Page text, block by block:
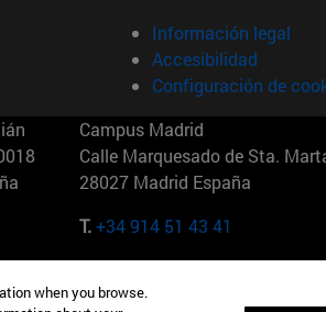
Información legal
Accesibilidad
Configuración de
Campus Madrid
Calle Marquesado de Sta.
28027 Madrid España
T.+34 914 51 43 41
York Maria-Theresia-Straße 15
when you browse.